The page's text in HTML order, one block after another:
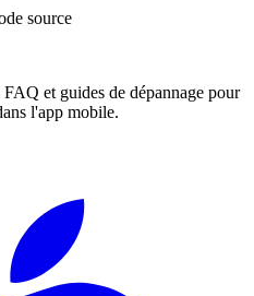
source
et guides de dépannage pour
l'app mobile.